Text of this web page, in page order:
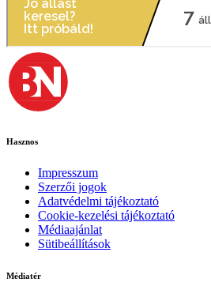
Hasznos
Impresszum
Szerzői jogok
Adatvédelmi tájékoztató
Cookie-kezelési tájékoztató
Médiaajánlat
Sütibeállítások
Médiatér